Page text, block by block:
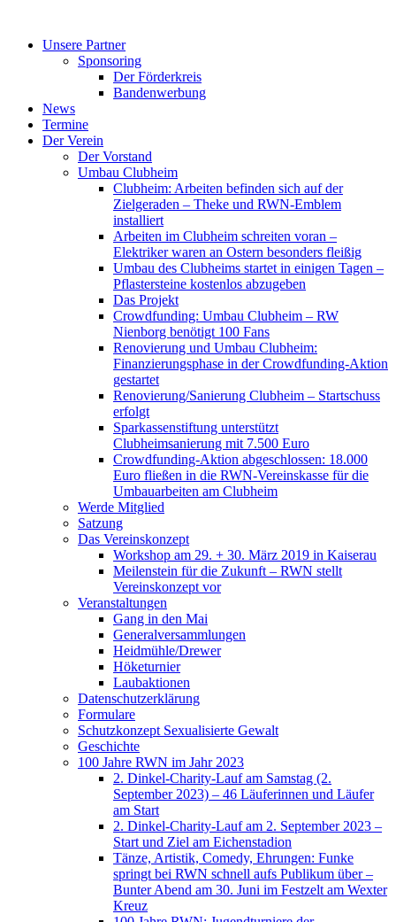
springenUnsere Partner
Sponsoring
Der Förderkreis
Bandenwerbung
News
Termine
Der Verein
Der Vorstand
Umbau Clubheim
Clubheim: Arbeiten befinden sich auf der
Zielgeraden – Theke und RWN-Emblem
installiert
Arbeiten im Clubheim schreiten voran –
Elektriker waren an Ostern besonders fleißig
Umbau des Clubheims startet in einigen Tagen –
Pflastersteine kostenlos abzugeben
Das Projekt
Crowdfunding: Umbau Clubheim – RW
Nienborg benötigt 100 Fans
Renovierung und Umbau Clubheim:
Finanzierungsphase in der Crowdfunding-Aktion
gestartet
Renovierung/Sanierung Clubheim – Startschuss
erfolgt
Sparkassenstiftung unterstützt
Clubheimsanierung mit 7.500 Euro
Crowdfunding-Aktion abgeschlossen: 18.000
Euro fließen in die RWN-Vereinskasse für die
Umbauarbeiten am Clubheim
Werde Mitglied
Satzung
Das Vereinskonzept
Workshop am 29. + 30. März 2019 in Kaiserau
Meilenstein für die Zukunft – RWN stellt
Vereinskonzept vor
Veranstaltungen
Gang in den Mai
Generalversammlungen
Heidmühle/Drewer
Höketurnier
Laubaktionen
Datenschutzerklärung
Formulare
Schutzkonzept Sexualisierte Gewalt
Geschichte
100 Jahre RWN im Jahr 2023
2. Dinkel-Charity-Lauf am Samstag (2.
September 2023) – 46 Läuferinnen und Läufer
am Start
2. Dinkel-Charity-Lauf am 2. September 2023 –
Start und Ziel am Eichenstadion
Tänze, Artistik, Comedy, Ehrungen: Funke
springt bei RWN schnell aufs Publikum über –
Bunter Abend am 30. Juni im Festzelt am Wexter
Kreuz